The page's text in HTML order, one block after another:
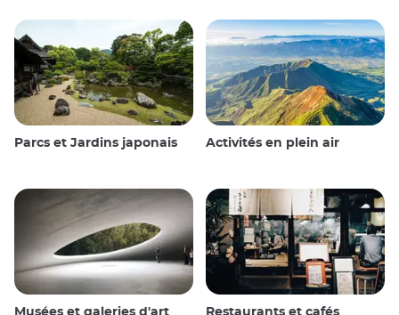
Parcs et Jardins japonais Activités en plein air
Musées et galeries d'art Restaurants et cafés